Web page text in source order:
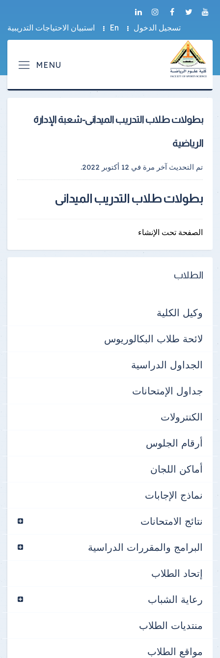
تسجيل الدخول En استبيان الاحتياجات التدريبية
بطولات طلاب التدريب الميدانى-شعبة الإدارة
الرياضية
تم التحديث آخر مرة في 12 أكتوبر 2022 .
بطولات طلاب التدريب الميدانى
الصفحة تحت الإنشاء
الطلاب
وكيل الكلية
لائحة طلاب البكالوريوس
الجداول الدراسية
جداول الإمتحانات
الكنترولات
أرقام الجلوس
أماكن اللجان
نماذج الإجابات
نتائج الامتحانات
البرامج والمقررات الدراسية
إتحاد الطلاب
رعاية الشباب
منتديات الطلاب
مواقع الطلاب